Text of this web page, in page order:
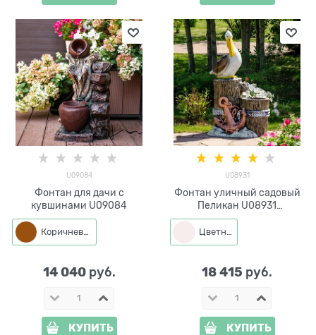
U09084
Фонтан для дачи с
кувшинами U09084
Коричневый
14 040 руб.
КУПИТЬ
U08931
Фонтан уличный садовый
Пеликан U08931
стеклопластик, высота 113
Цветная
18 415 руб.
КУПИТЬ